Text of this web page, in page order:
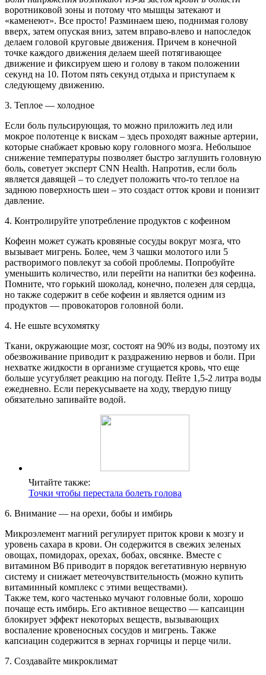
воротниковой зоны и потому что мышцы затекают и
«каменеют». Все просто! Разминаем шею, поднимая голову
вверх, затем опуская вниз, затем вправо-влево и напоследок
делаем головой круговые движения. Причем в конечной
точке каждого движения делаем шеей потягивающее
движение и фиксируем шею и голову в таком положении
секунд на 10. Потом пять секунд отдыха и приступаем к
следующему движению.
3. Теплое — холодное
Если боль пульсирующая, то можно приложить лед или
мокрое полотенце к вискам – здесь проходят важные артерии,
которые снабжает кровью кору головного мозга. Небольшое
снижение температуры позволяет быстро заглушить головную
боль, советует эксперт CNN Health. Напротив, если боль
является давящей – то следует положить что-то теплое на
заднюю поверхность шеи – это создаст отток крови и понизит
давление.
4. Контролируйте употребление продуктов с кофеином
Кофеин может сужать кровяные сосуды вокруг мозга, что
вызывает мигрень. Более, чем 3 чашки молотого или 5
растворимого повлекут за собой проблемы. Попробуйте
уменьшить количество, или перейти на напитки без кофеина.
Помните, что горький шоколад, конечно, полезен для сердца,
но также содержит в себе кофеин и является одним из
продуктов — провокаторов головной боли.
4. Не ешьте всухомятку
Ткани, окружающие мозг, состоят на 90% из воды, поэтому их
обезвоживание приводит к раздражению нервов и боли. При
нехватке жидкости в организме сгущается кровь, что еще
больше усугубляет реакцию на погоду. Пейте 1,5-2 литра воды
ежедневно. Если перекусываете на ходу, твердую пищу
обязательно запивайте водой.
Читайте также:
Точки чтобы перестала болеть голова
6. Внимание — на орехи, бобы и имбирь
Микроэлемент магний регулирует приток крови к мозгу и
уровень сахара в крови. Он содержится в свежих зеленых
овощах, помидорах, орехах, бобах, овсянке. Вместе с
витамином В6 приводит в порядок вегетативную нервную
систему и снижает метеочувствительность (можно купить
витаминный комплекс с этими веществами).
Также тем, кого частенько мучают головные боли, хорошо
почаще есть имбирь. Его активное вещество — капсаицин
блокирует эффект некоторых веществ, вызывающих
воспаление кровеносных сосудов и мигрень. Также
капсиацин содержится в зернах горчицы и перце чили.
7. Создавайте микроклимат